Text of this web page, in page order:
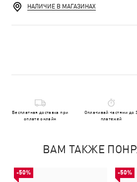
НАЛИЧИЕ В МАГАЗИНАХ
Бесплатная доставка при
оплате онлайн
Оплачивай частями до 3
платежей
ВАМ ТАКЖЕ
-50% -50%